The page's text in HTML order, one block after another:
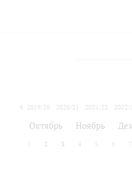
2019/20 2020/21 2021/22 2022/
Октябрь Ноябрь
2 3 4 5 6 7